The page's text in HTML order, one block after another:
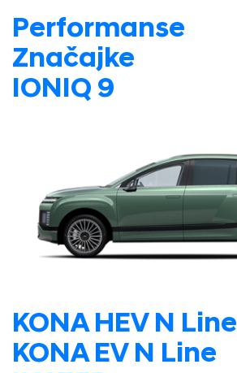
Performanse
Značajke
IONIQ 9
KONA HEV N Line
KONA EV N Line